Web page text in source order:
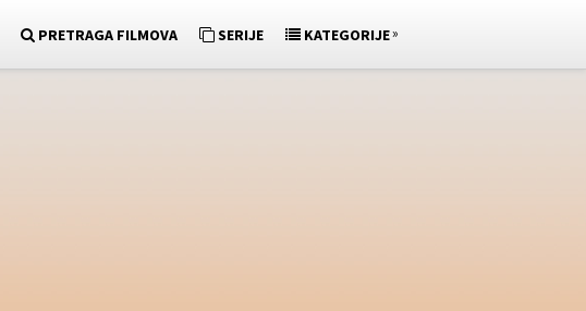
PRETRAGA FILMOVA SERIJE KATEGORIJE»